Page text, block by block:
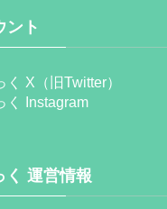
ント
く X（旧Twitter）
く Instagram
く 運営情報